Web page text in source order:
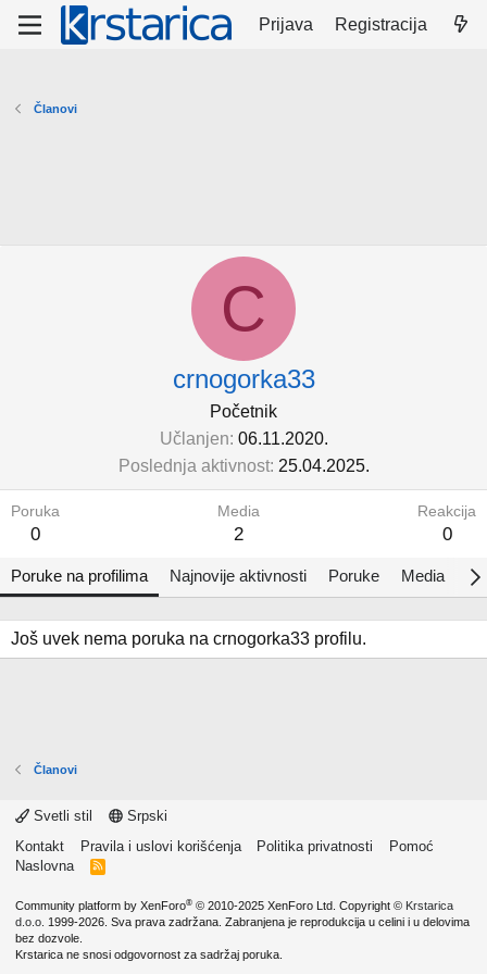
Prijava Registracija
Članovi
C
crnogorka33
Početnik
Učlanjen 06.11.2020.
Poslednja aktivnost 25.04.2025.
Poruka
0
Media
2
Reakcija
0
Poruke na profilima Najnovije aktivnosti Poruke Media
Još uvek nema poruka na crnogorka33 profilu.
Članovi
Svetli stil
Srpski
Kontakt
Pravila i uslovi korišćenja Politika privatnosti
Pomoć
Naslovna
R
Community platform by XenForo® © 2010-2025 XenForo Ltd. Copyright © Krstarica
d.o.o. 1999-2026. Sva prava zadržana. Zabranjena je reprodukcija u celini i u delovima
bez dozvole.
Krstarica ne snosi odgovornost za sadržaj poruka.